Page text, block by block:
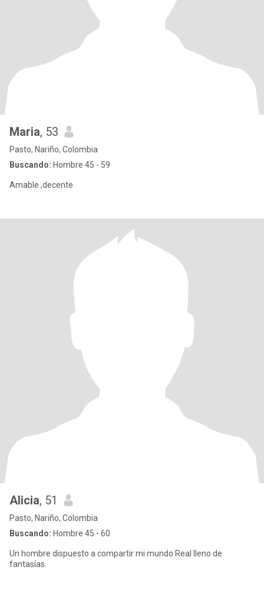
Maria, 53
Pasto, Nariño, Colombia
Buscando: Hombre 45 - 59
Amable ,decente
Alicia, 51
Pasto, Nariño, Colombia
Buscando: Hombre 45 - 60
Un hombre dispuesto a compartir mi mundo Real lleno de
fantasías.